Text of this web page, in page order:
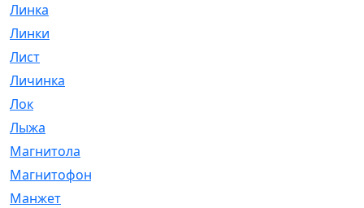
Линка
Линки
Лист
Личинка
Лок
Лыжа
Магнитола
Магнитофон
Манжет